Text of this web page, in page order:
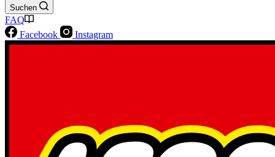
Suchen
FAQ
Facebook
Instagram